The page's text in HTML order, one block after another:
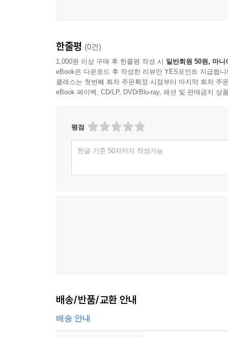
한줄평 (0건)
1,000원 이상 구매 후 한줄평 작성 시 일반회원 50원, 마니
eBook은 다운로드 후 작성한 리뷰만 YES포인트 지급됩니
클래스는 첫번째 회차 주문확정 시점부터 마지막 회차 주
eBook 페이백, CD/LP, DVD/Blu-ray, 패션 및 판매금지 상
평점
한글 기준 50자까지 작성가능
배송/반품/교환 안내
배송 안내